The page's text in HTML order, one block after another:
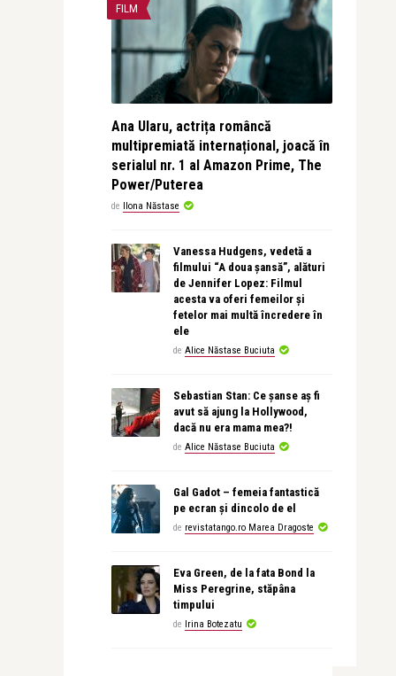
FILM
Ana Ularu, actrița româncă
multipremiată internațional, joacă în
serialul nr. 1 al Amazon Prime, The
Power/Puterea
de Ilona Năstase
Vanessa Hudgens, vedetă a
filmului “A doua șansă”, alături
de Jennifer Lopez: Filmul
acesta va oferi femeilor și
fetelor mai multă încredere în
ele
de Alice Năstase Buciuta
Sebastian Stan: Ce șanse aș fi
avut să ajung la Hollywood,
dacă nu era mama mea?!
de Alice Năstase Buciuta
Gal Gadot – femeia fantastică
pe ecran și dincolo de el
de revistatango.ro Marea Dragoste
Eva Green, de la fata Bond la
Miss Peregrine, stăpâna
timpului
de Irina Botezatu